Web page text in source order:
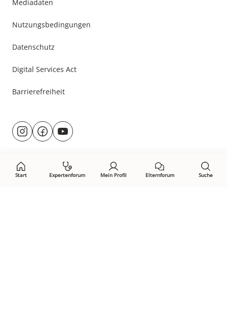
Start Expertenforum Mein Profil Elternforum Suche
Mediadaten
Nutzungsbedingungen
Datenschutz
Digital Services Act
Barrierefreiheit
Besuche
uns@rund.ums.baby
facebook.com/rundumsbaby.de
youtube.com/@rundumsbaby_